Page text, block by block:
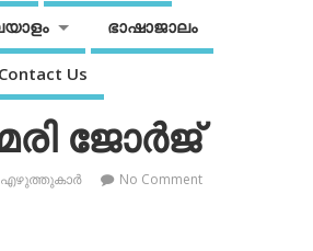
ഭാഷാജാലം
Contact Us
ജോര്‍ജ്
എഴുത്തുകാര്‍ No Comment